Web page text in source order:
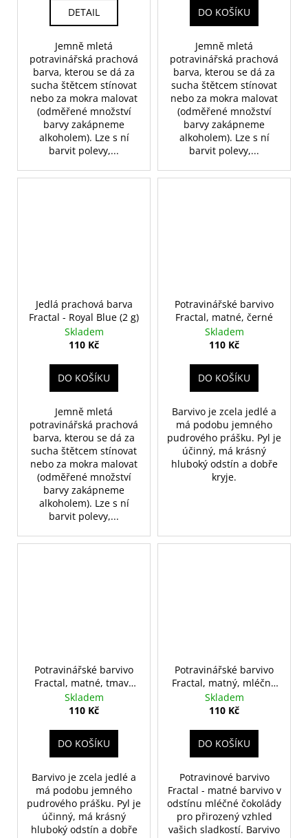
DETAIL
Jemně mletá
potravinářská prachová
barva, kterou se dá za
sucha štětcem stínovat
nebo za mokra malovat
(odměřené množství
barvy zakápneme
alkoholem). Lze s ní
barvit polevy,...
DO KOŠÍKU
Jemně mletá
potravinářská prachová
barva, kterou se dá za
sucha štětcem stínovat
nebo za mokra malovat
(odměřené množství
barvy zakápneme
alkoholem). Lze s ní
barvit polevy,...
Jedlá prachová barva
Fractal - Royal Blue (2 g)
Skladem
110 Kč
DO KOŠÍKU
Jemně mletá
potravinářská prachová
barva, kterou se dá za
sucha štětcem stínovat
nebo za mokra malovat
(odměřené množství
barvy zakápneme
alkoholem). Lze s ní
barvit polevy,...
Potravinářské barvivo
Fractal, matné, černé
Skladem
110 Kč
DO KOŠÍKU
Barvivo je zcela jedlé a
má podobu jemného
pudrového prášku. Pyl je
účinný, má krásný
hluboký odstín a dobře
kryje.
Potravinářské barvivo
Fractal, matné, tmavá
čokoláda
Skladem
110 Kč
DO KOŠÍKU
Barvivo je zcela jedlé a
má podobu jemného
pudrového prášku. Pyl je
účinný, má krásný
hluboký odstín a dobře
Potravinářské barvivo
Fractal, matný, mléčná
čokoláda
Skladem
110 Kč
DO KOŠÍKU
Potravinové barvivo
Fractal - matné barvivo v
odstínu mléčné čokolády
pro přirozený vzhled
vašich sladkostí. Barvivo